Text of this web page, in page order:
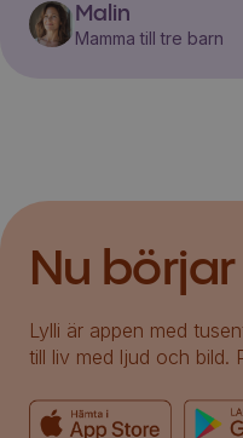
Malin
Mamma till tre barn
Nu
Lylli är appen med
till liv med ljud och bild.